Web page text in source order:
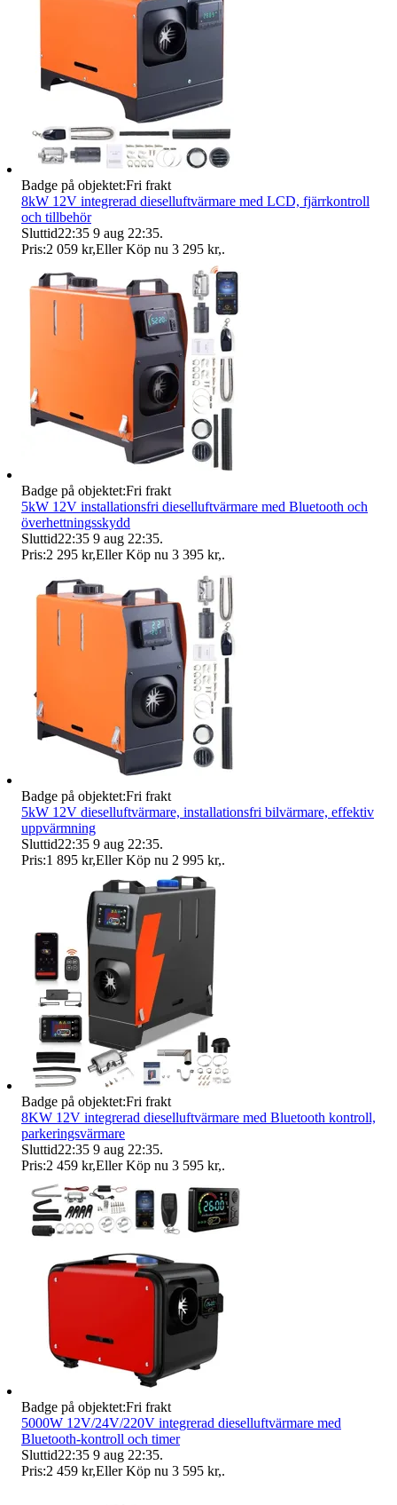
Badge på objektet:Fri frakt
8kW 12V integrerad dieselluftvärmare med LCD, fjärrkontroll
och tillbehör
Sluttid22:35 9 aug 22:35.
Pris:2 059 kr,Eller Köp nu 3 295 kr,.
Badge på objektet:Fri frakt
5kW 12V installationsfri dieselluftvärmare med Bluetooth och
överhettningsskydd
Sluttid22:35 9 aug 22:35.
Pris:2 295 kr,Eller Köp nu 3 395 kr,.
Badge på objektet:Fri frakt
5kW 12V dieselluftvärmare, installationsfri bilvärmare, effektiv
uppvärmning
Sluttid22:35 9 aug 22:35.
Pris:1 895 kr,Eller Köp nu 2 995 kr,.
Badge på objektet:Fri frakt
8KW 12V integrerad dieselluftvärmare med Bluetooth kontroll,
parkeringsvärmare
Sluttid22:35 9 aug 22:35.
Pris:2 459 kr,Eller Köp nu 3 595 kr,.
Badge på objektet:Fri frakt
5000W 12V/24V/220V integrerad dieselluftvärmare med
Bluetooth-kontroll och timer
Sluttid22:35 9 aug 22:35.
Pris:2 459 kr,Eller Köp nu 3 595 kr,.